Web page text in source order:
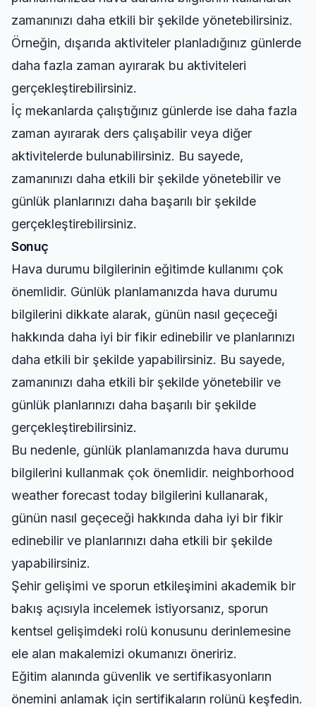
zamanınızı daha etkili bir şekilde yönetebilirsiniz.
Örneğin, dışarıda aktiviteler planladığınız günlerde
daha fazla zaman ayırarak bu aktiviteleri
gerçekleştirebilirsiniz.
İç mekanlarda çalıştığınız günlerde ise daha fazla
zaman ayırarak ders çalışabilir veya diğer
aktivitelerde bulunabilirsiniz. Bu sayede,
zamanınızı daha etkili bir şekilde yönetebilir ve
günlük planlarınızı daha başarılı bir şekilde
gerçekleştirebilirsiniz.
Sonuç
Hava durumu bilgilerinin eğitimde kullanımı çok
önemlidir. Günlük planlamanızda hava durumu
bilgilerini dikkate alarak, günün nasıl geçeceği
hakkında daha iyi bir fikir edinebilir ve planlarınızı
daha etkili bir şekilde yapabilirsiniz. Bu sayede,
zamanınızı daha etkili bir şekilde yönetebilir ve
günlük planlarınızı daha başarılı bir şekilde
gerçekleştirebilirsiniz.
Bu nedenle, günlük planlamanızda hava durumu
bilgilerini kullanmak çok önemlidir. neighborhood
weather forecast today bilgilerini kullanarak,
günün nasıl geçeceği hakkında daha iyi bir fikir
edinebilir ve planlarınızı daha etkili bir şekilde
yapabilirsiniz.
Şehir gelişimi ve sporun etkileşimini akademik bir
bakış açısıyla incelemek istiyorsanız, sporun
kentsel gelişimdeki rolü konusunu derinlemesine
ele alan makalemizi okumanızı öneririz.
Eğitim alanında güvenlik ve sertifikasyonların
önemini anlamak için sertifikaların rolünü keşfedin.